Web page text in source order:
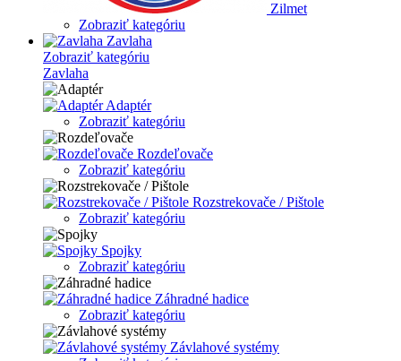
Zilmet
Zobraziť kategóriu
Zavlaha
Zobraziť kategóriu
Zavlaha
Adaptér
Zobraziť kategóriu
Rozdeľovače
Zobraziť kategóriu
Rozstrekovače / Pištole
Zobraziť kategóriu
Spojky
Zobraziť kategóriu
Záhradné hadice
Zobraziť kategóriu
Závlahové systémy